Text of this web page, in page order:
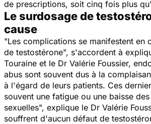
de prescriptions, soit cinq fois plus
Le surdosage de
cause
"Les complications se manifestent en
de testostérone", s'accordent à
Touraine et le Dr Valérie Foussier,
abus sont souvent dus à la
à l'égard de leurs patients. Ces
souvent une fatigue ou une baisse
sexuelles", explique le Dr Valérie
souffrent d'aucun défaut de